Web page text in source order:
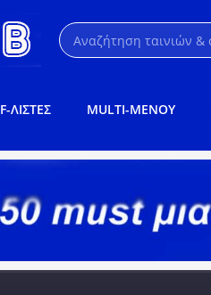
F-ΛΙΣΤΕΣ MULTI-ΜΕΝΟΥ